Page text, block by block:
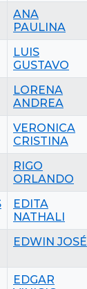
ANA
PAULINA
LUIS
GUSTAVO
LORENA
ANDREA
VERONICA
CRISTINA
RIGO
ORLANDO
EDITA
NATHALI
EDWIN JOSÉ
EDGAR